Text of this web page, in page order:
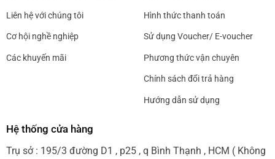
Liên hệ với chúng tôi
Cơ hội nghề nghiệp
Các khuyến mãi
Hình thức thanh toán
Sử dụng Voucher/ E-voucher
Phương thức vận chuyên
Chính sách đổi trả hàng
Hướng dẫn sử dụng
Hệ thống cửa hàng
Trụ sở : 195/3 đường D1 , p25 , q Bình Thạnh , HCM ( Không